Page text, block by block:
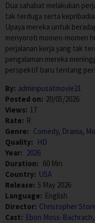
Dua sahabat melakukan
tak terduga serta
Upaya mereka untuk
menyoroti momen-momen
perjalanan kerja yang tak
pengalaman mereka
perspektif baru tentang
By: adminpusatmovie21
Posted on: 20/05/2026
Views: 17
Rate: R
Genre: Comedy, Drama,
Quality: HD
Year: 2026
Duration: 60 Min
Country: USA
Release: 5 May 2026
Language: English
Director: Christopher
Cast: Ebon Moss-Bachrach,